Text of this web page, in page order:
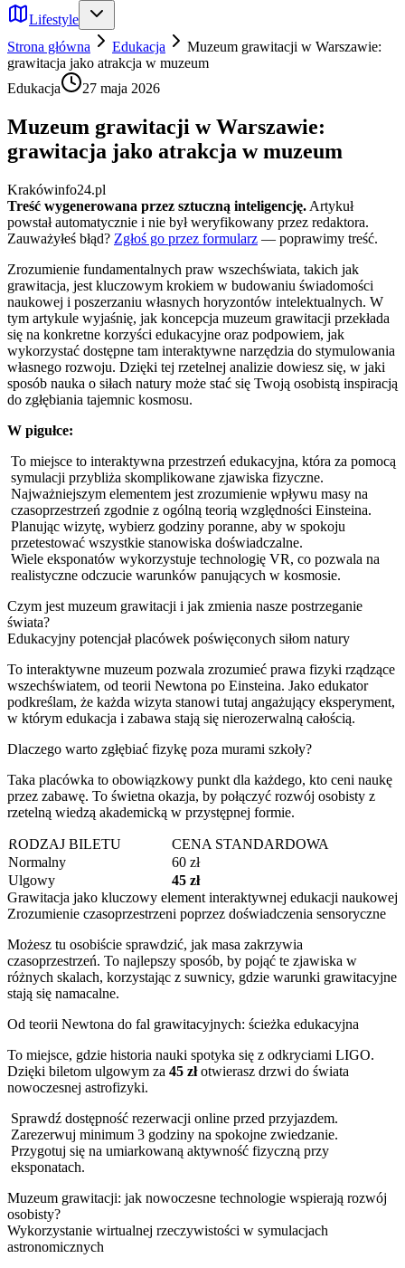
Lifestyle
Strona główna
Edukacja
Muzeum grawitacji w Warszawie:
grawitacja jako atrakcja w muzeum
Edukacja
27 maja 2026
Muzeum grawitacji w Warszawie:
grawitacja jako atrakcja w muzeum
Krakówinfo24.pl
Treść wygenerowana przez sztuczną inteligencję. Artykuł
powstał automatycznie i nie był weryfikowany przez redaktora.
Zauważyłeś błąd? Zgłoś go przez formularz — poprawimy treść.
Zrozumienie fundamentalnych praw wszechświata, takich jak
grawitacja, jest kluczowym krokiem w budowaniu świadomości
naukowej i poszerzaniu własnych horyzontów intelektualnych. W
tym artykule wyjaśnię, jak koncepcja muzeum grawitacji przekłada
się na konkretne korzyści edukacyjne oraz podpowiem, jak
wykorzystać dostępne tam interaktywne narzędzia do stymulowania
własnego rozwoju. Dzięki tej rzetelnej analizie dowiesz się, w jaki
sposób nauka o siłach natury może stać się Twoją osobistą inspiracją
do zgłębiania tajemnic kosmosu.
W pigułce:
To miejsce to interaktywna przestrzeń edukacyjna, która za pomocą
symulacji przybliża skomplikowane zjawiska fizyczne.
Najważniejszym elementem jest zrozumienie wpływu masy na
czasoprzestrzeń zgodnie z ogólną teorią względności Einsteina.
Planując wizytę, wybierz godziny poranne, aby w spokoju
przetestować wszystkie stanowiska doświadczalne.
Wiele eksponatów wykorzystuje technologię VR, co pozwala na
realistyczne odczucie warunków panujących w kosmosie.
Czym jest muzeum grawitacji i jak zmienia nasze postrzeganie
świata?
Edukacyjny potencjał placówek poświęconych siłom natury
To interaktywne muzeum pozwala zrozumieć prawa fizyki rządzące
wszechświatem, od teorii Newtona po Einsteina. Jako edukator
podkreślam, że każda wizyta stanowi tutaj angażujący eksperyment,
w którym edukacja i zabawa stają się nierozerwalną całością.
Dlaczego warto zgłębiać fizykę poza murami szkoły?
Taka placówka to obowiązkowy punkt dla każdego, kto ceni naukę
przez zabawę. To świetna okazja, by połączyć rozwój osobisty z
rzetelną wiedzą akademicką w przystępnej formie.
RODZAJ BILETU
CENA STANDARDOWA
Normalny
60 zł
Ulgowy
45 zł
Grawitacja jako kluczowy element interaktywnej edukacji naukowej
Zrozumienie czasoprzestrzeni poprzez doświadczenia sensoryczne
Możesz tu osobiście sprawdzić, jak masa zakrzywia
czasoprzestrzeń. To najlepszy sposób, by pojąć te zjawiska w
różnych skalach, korzystając z suwnicy, gdzie warunki grawitacyjne
stają się namacalne.
Od teorii Newtona do fal grawitacyjnych: ścieżka edukacyjna
To miejsce, gdzie historia nauki spotyka się z odkryciami LIGO.
Dzięki biletom ulgowym za 45 złotwierasz drzwi do świata
nowoczesnej astrofizyki.
Sprawdź dostępność rezerwacji online przed przyjazdem.
Zarezerwuj minimum 3 godziny na spokojne zwiedzanie.
Przygotuj się na umiarkowaną aktywność fizyczną przy
eksponatach.
Muzeum grawitacji: jak nowoczesne technologie wspierają rozwój
osobisty?
Wykorzystanie wirtualnej rzeczywistości w symulacjach
astronomicznych